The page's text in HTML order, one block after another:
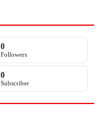
0
Followers
0
Subscriber